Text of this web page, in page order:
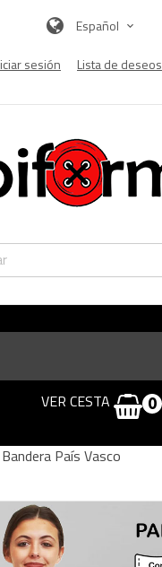
Español
sesión Lista de deseos
VER CESTA 0
País Vasco